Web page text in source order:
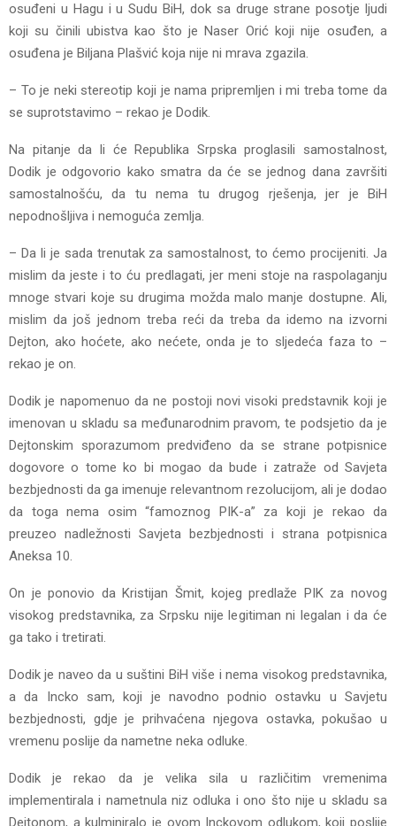
osuđeni u Hagu i u Sudu BiH, dok sa druge strane posotje ljudi
koji su činili ubistva kao što je Naser Orić koji nije osuđen, a
osuđena je Biljana Plašvić koja nije ni mrava zgazila.
– To je neki stereotip koji je nama pripremljen i mi treba tome da
se suprotstavimo – rekao je Dodik.
Na pitanje da li će Republika Srpska proglasili samostalnost,
Dodik je odgovorio kako smatra da će se jednog dana završiti
samostalnošću, da tu nema tu drugog rješenja, jer je BiH
nepodnošljiva i nemoguća zemlja.
– Da li je sada trenutak za samostalnost, to ćemo procijeniti. Јa
mislim da jeste i to ću predlagati, jer meni stoje na raspolaganju
mnoge stvari koje su drugima možda malo manje dostupne. Ali,
mislim da još jednom treba reći da treba da idemo na izvorni
Dejton, ako hoćete, ako nećete, onda je to sljedeća faza to –
rekao je on.
Dodik je napomenuo da ne postoji novi visoki predstavnik koji je
imenovan u skladu sa međunarodnim pravom, te podsjetio da je
Dejtonskim sporazumom predviđeno da se strane potpisnice
dogovore o tome ko bi mogao da bude i zatraže od Savjeta
bezbjednosti da ga imenuje relevantnom rezolucijom, ali je dodao
da toga nema osim “famoznog PIK-a” za koji je rekao da
preuzeo nadležnosti Savjeta bezbjednosti i strana potpisnica
Aneksa 10.
On je ponovio da Kristijan Šmit, kojeg predlaže PIK za novog
visokog predstavnika, za Srpsku nije legitiman ni legalan i da će
ga tako i tretirati.
Dodik je naveo da u suštini BiH više i nema visokog predstavnika,
a da Incko sam, koji je navodno podnio ostavku u Savjetu
bezbjednosti, gdje je prihvaćena njegova ostavka, pokušao u
vremenu poslije da nametne neka odluke.
Dodik je rekao da je velika sila u različitim vremenima
implementirala i nametnula niz odluka i ono što nije u skladu sa
Dejtonom, a kulminiralo je ovom Inckovom odlukom, koji poslije